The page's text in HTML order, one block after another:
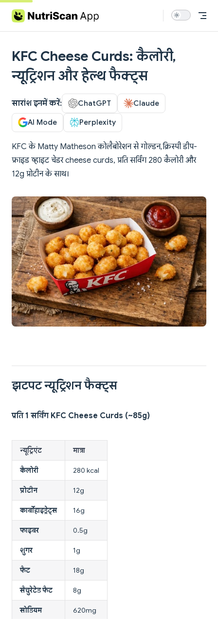
Skip to content
KFC Cheese Curds: कैलोरी,
न्यूट्रिशन और हेल्थ फैक्ट्स
सारांश इनमें करें: ChatGPT Claude
AI Mode Perplexity
KFC के Matty Matheson कोलैबोरेशन से गोल्डन, क्रिस्पी डीप-
फ्राइड व्हाइट चेडर cheese curds, प्रति सर्विंग 280 कैलोरी और
12g प्रोटीन के साथ।
झटपट न्यूट्रिशन फैक्ट्स
प्रति 1 सर्विंग KFC Cheese Curds (~85g)
न्यूट्रिएंट मात्रा
कैलोरी 280 kcal
प्रोटीन 12g
कार्बोहाइड्रेट्स 16g
फाइबर 0.5g
शुगर 1g
फैट 18g
सैचुरेटेड फैट 8g
सोडियम 620mg